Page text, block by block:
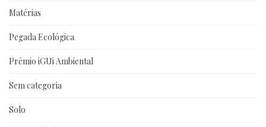
Matérias
Pegada Ecológica
Prêmio iGUi Ambiental
Sem categoria
Solo